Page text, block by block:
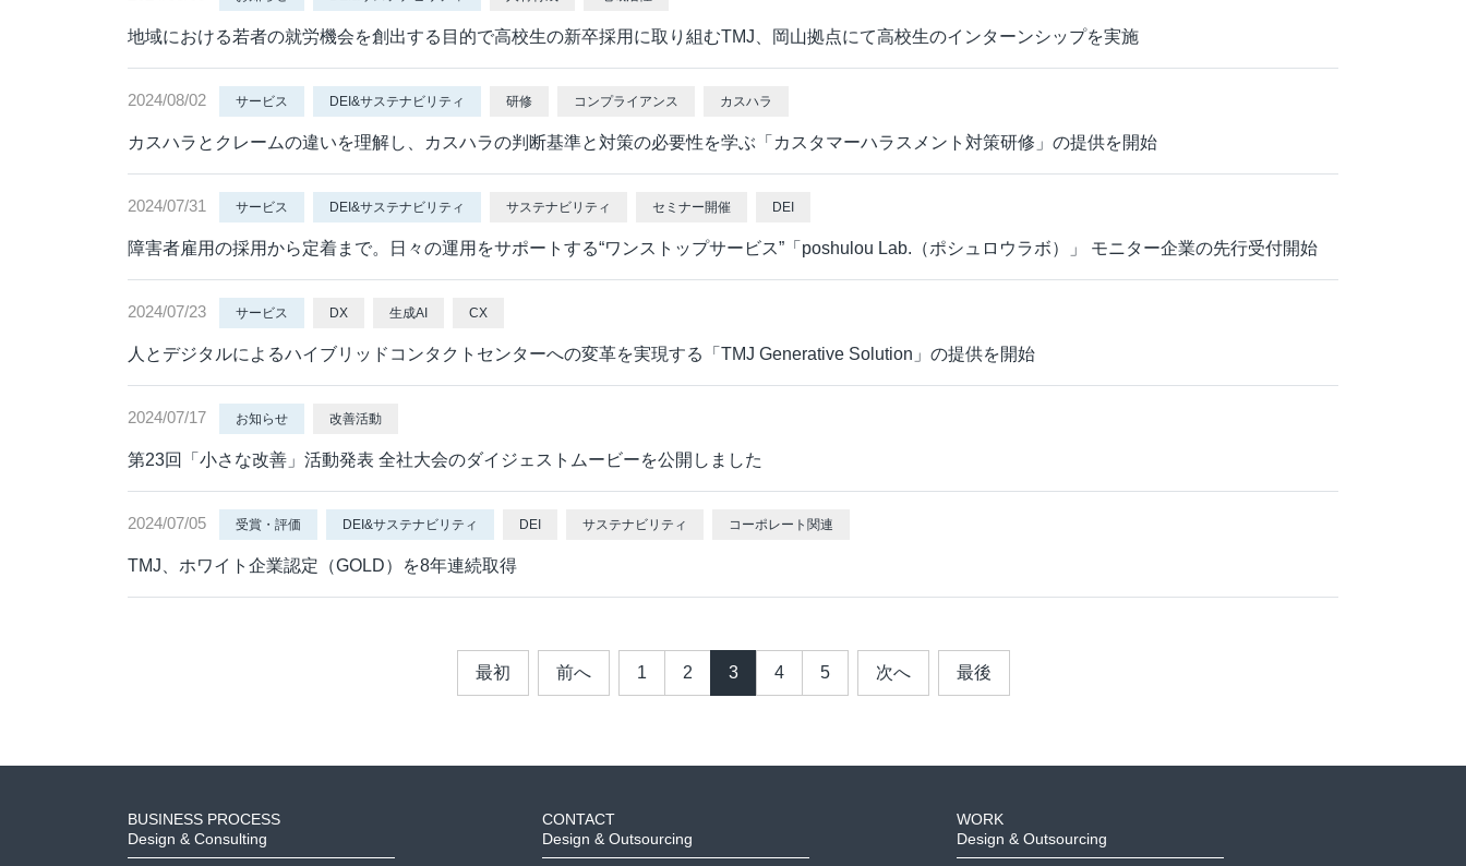
地域における若者の就労機会を創出する目的で高校生の新卒採用に取り組むTMJ、岡山拠点にて高校生のインターンシップを実施
2024/08/02 サービス DEI&サステナビリティ 研修 コンプライアンス カスハラ
カスハラとクレームの違いを理解し、カスハラの判断基準と対策の必要性を学ぶ「カスタマーハラスメント対策研修」の提供を開始
2024/07/31 サービス DEI&サステナビリティ サステナビリティ セミナー開催 DEI
障害者雇用の採用から定着まで。日々の運用をサポートする“ワンストップサービス”「poshulou Lab.（ポシュロウラボ）」 モニター企業の先行受付開始
2024/07/23 サービス DX 生成AI CX
人とデジタルによるハイブリッドコンタクトセンターへの変革を実現する「TMJ Generative Solution」の提供を開始
2024/07/17 お知らせ 改善活動
第23回「小さな改善」活動発表 全社大会のダイジェストムービーを公開しました
2024/07/05 受賞・評価 DEI&サステナビリティ DEI サステナビリティ コーポレート関連
TMJ、ホワイト企業認定（GOLD）を8年連続取得
最初 前へ 1 2 3 4 5 次へ 最後
BUSINESS PROCESS
Design & Consulting
CONTACT
Design & Outsourcing
WORK
Design & Outsourcing